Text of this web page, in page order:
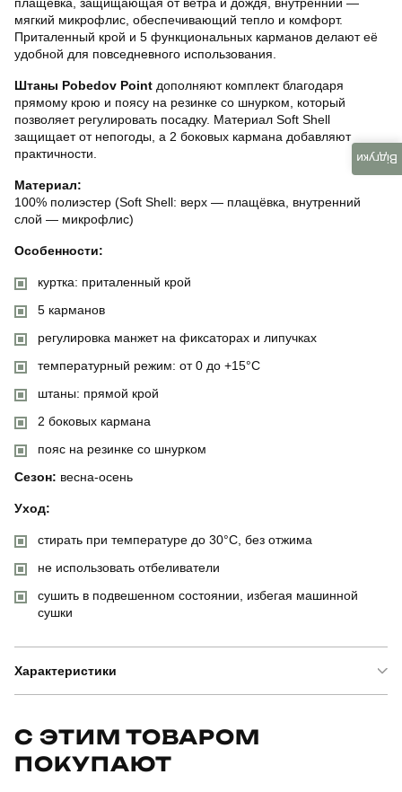
мягкий микрофлис, обеспечивающий тепло и комфорт.
Приталенный крой и 5 функциональных карманов делают её
удобной для повседневного использования.
Штаны Pobedov Point дополняют комплект благодаря
прямому крою и поясу на резинке со шнурком, который
позволяет регулировать посадку. Материал Soft Shell
защищает от непогоды, а 2 боковых кармана добавляют
практичности.
Материал:
100% полиэстер (Soft Shell: верх — плащёвка, внутренний
слой — микрофлис)
Особенности:
куртка: приталенный крой
5 карманов
регулировка манжет на фиксаторах и липучках
температурный режим: от 0 до +15°C
штаны: прямой крой
2 боковых кармана
пояс на резинке со шнурком
Сезон: весна-осень
Уход:
стирать при температуре до 30°C, без отжима
не использовать отбеливатели
сушить в подвешенном состоянии, избегая машинной
сушки
Характеристики
Артикул
С ЭТИМ ТОВАРОМ
ПОКУПАЮТ
Відгуки